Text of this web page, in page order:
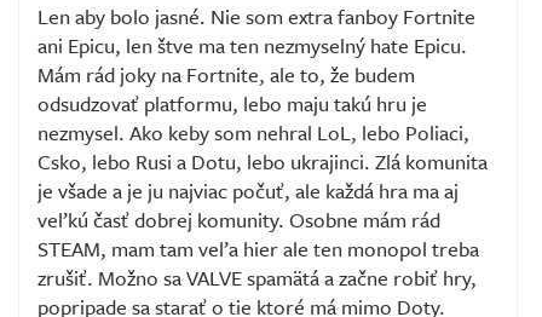
Len aby bolo jasné. Nie som extra fanboy Fortnite
ani Epicu, len štve ma ten nezmyselný hate Epicu.
Mám rád joky na Fortnite, ale to, že budem
odsudzovať platformu, lebo maju takú hru je
nezmysel. Ako keby som nehral LoL, lebo Poliaci,
Csko, lebo Rusi a Dotu, lebo ukrajinci. Zlá komunita
je všade a je ju najviac počuť, ale každá hra ma aj
veľkú časť dobrej komunity. Osobne mám rád
STEAM, mam tam veľa hier ale ten monopol treba
zrušiť. Možno sa VALVE spamätá a začne robiť hry,
popripade sa starať o tie ktoré má mimo Doty.